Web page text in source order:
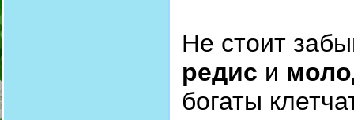
Не стоит
редис и
богаты